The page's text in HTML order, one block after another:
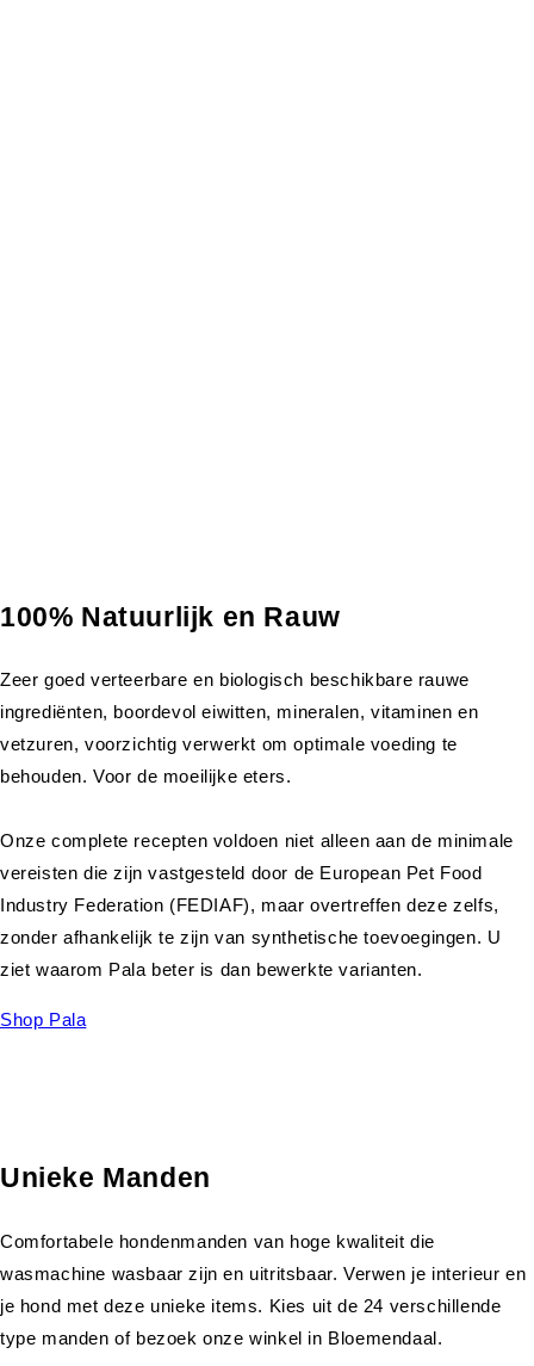
100% Natuurlijk en Rauw
Zeer goed verteerbare en biologisch beschikbare rauwe
ingrediënten, boordevol eiwitten, mineralen, vitaminen en
vetzuren, voorzichtig verwerkt om optimale voeding te
behouden. Voor de moeilijke eters.
Onze complete recepten voldoen niet alleen aan de minimale
vereisten die zijn vastgesteld door de European Pet Food
Industry Federation (FEDIAF), maar overtreffen deze zelfs,
zonder afhankelijk te zijn van synthetische toevoegingen. U
ziet waarom Pala beter is dan bewerkte varianten.
Shop Pala
Unieke Manden
Comfortabele hondenmanden van hoge kwaliteit die
wasmachine wasbaar zijn en uitritsbaar. Verwen je interieur en
je hond met deze unieke items. Kies uit de 24 verschillende
type manden of bezoek onze winkel in Bloemendaal.